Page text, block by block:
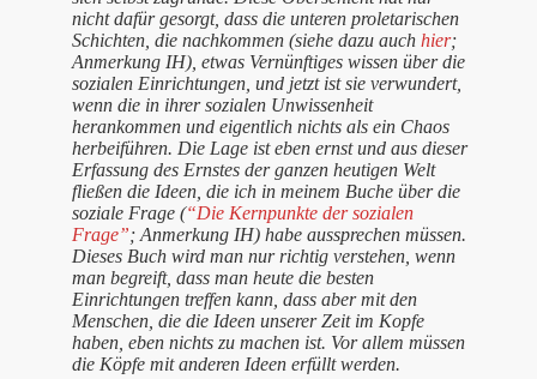
nicht dafür gesorgt, dass die unteren proletarischen
Schichten, die nachkommen (siehe dazu auch hier;
Anmerkung IH), etwas Vernünftiges wissen über die
sozialen Einrichtungen, und jetzt ist sie verwundert,
wenn die in ihrer sozialen Unwissenheit
herankommen und eigentlich nichts als ein Chaos
herbeiführen. Die Lage ist eben ernst und aus dieser
Erfassung des Ernstes der ganzen heutigen Welt
fließen die Ideen, die ich in meinem Buche über die
soziale Frage (“Die Kernpunkte der sozialen
Frage”; Anmerkung IH) habe aussprechen müssen.
Dieses Buch wird man nur richtig verstehen, wenn
man begreift, dass man heute die besten
Einrichtungen treffen kann, dass aber mit den
Menschen, die die Ideen unserer Zeit im Kopfe
haben, eben nichts zu machen ist. Vor allem müssen
die Köpfe mit anderen Ideen erfüllt werden.